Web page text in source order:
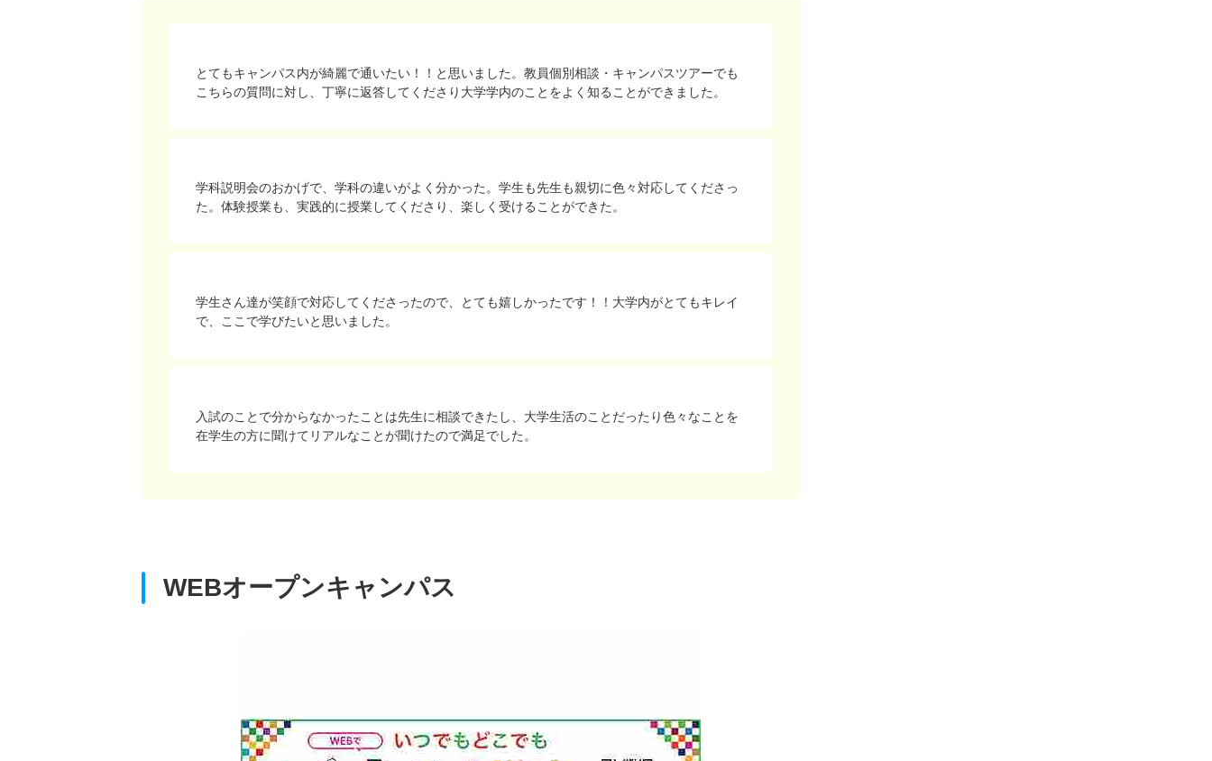
とてもキャンパス内が綺麗で通いたい！！と思いました。教員個別相談・キャンパスツアーでも
こちらの質問に対し、丁寧に返答してくださり大学学内のことをよく知ることができました。
学科説明会のおかげで、学科の違いがよく分かった。学生も先生も親切に色々対応してくださっ
た。体験授業も、実践的に授業してくださり、楽しく受けることができた。
学生さん達が笑顔で対応してくださったので、とても嬉しかったです！！大学内がとてもキレイ
で、ここで学びたいと思いました。
入試のことで分からなかったことは先生に相談できたし、大学生活のことだったり色々なことを
在学生の方に聞けてリアルなことが聞けたので満足でした。
WEBオープンキャンパス